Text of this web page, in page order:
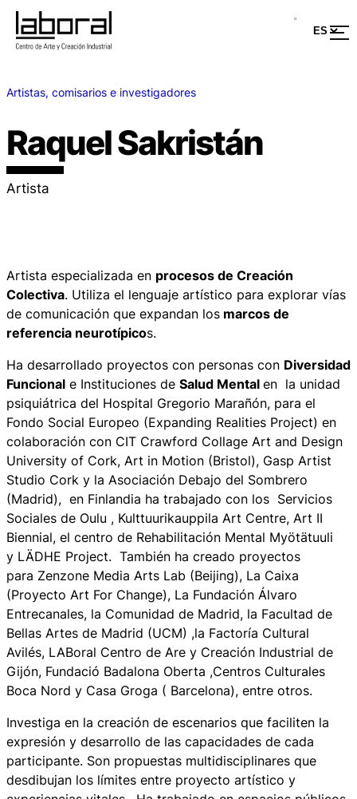
Artistas, comisarios e investigadores
Raquel Sakristán
Artista
Artista especializada en procesos de Creación
Colectiva. Utiliza el lenguaje artístico para explorar vías
de comunicación que expandan los marcos de
referencia neurotípicos.
Ha desarrollado proyectos con personas con Diversidad
Funcional e Instituciones de Salud Mental en la unidad
psiquiátrica del Hospital Gregorio Marañón, para el
Fondo Social Europeo (Expanding Realities Project) en
colaboración con CIT Crawford Collage Art and Design
University of Cork, Art in Motion (Bristol), Gasp Artist
Studio Cork y la Asociación Debajo del Sombrero
(Madrid), en Finlandia ha trabajado con los Servicios
Sociales de Oulu , Kulttuurikauppila Art Centre, Art II
Biennial, el centro de Rehabilitación Mental Myötätuuli
y LÄDHE Project. También ha creado proyectos
para Zenzone Media Arts Lab (Beijing), La Caixa
(Proyecto Art For Change), La Fundación Álvaro
Entrecanales, la Comunidad de Madrid, la Facultad de
Bellas Artes de Madrid (UCM) ,la Factoría Cultural
Avilés, LABoral Centro de Are y Creación Industrial de
Gijón, Fundació Badalona Oberta ,Centros Culturales
Boca Nord y Casa Groga ( Barcelona), entre otros.
Investiga en la creación de escenarios que faciliten la
expresión y desarrollo de las capacidades de cada
participante. Son propuestas multidisciplinares que
desdibujan los límites entre proyecto artístico y